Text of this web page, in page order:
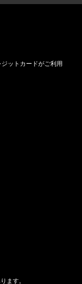
ットカードがご利用
ます。